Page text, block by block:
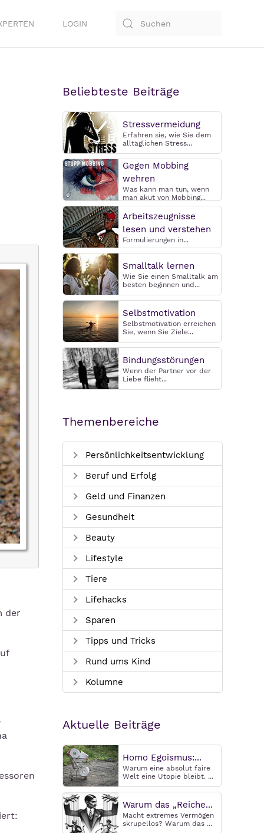
LOGIN
der
Beliebteste Beiträge
Stressvermeidung
Erfahren sie, wie Sie dem
alltäglichen Stress...
Gegen Mobbing
wehren
Was kann man tun, wenn
man akut von Mobbing...
Arbeitszeugnisse
lesen und verstehen
Formulierungen in...
Smalltalk lernen
Wie Sie einen Smalltalk am
besten beginnen und...
Selbstmotivation
Selbstmotivation erreichen
Sie, wenn Sie Ziele...
Bindungsstörungen
Wenn der Partner vor der
Liebe flieht...
Themenbereiche
Persönlichkeitsentwicklung
Beruf und Erfolg
Geld und Finanzen
Gesundheit
Beauty
Lifestyle
Tiere
Lifehacks
Sparen
Tipps und Tricks
Rund ums Kind
Kolumne
Aktuelle Beiträge
Homo Egoismus:...
Warum eine absolut faire
Welt eine Utopie bleibt. ...
Warum das „Reiche...
Macht extremes Vermögen
skrupellos? Warum das ...